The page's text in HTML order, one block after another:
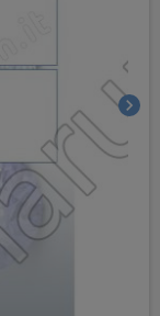
chevron_right